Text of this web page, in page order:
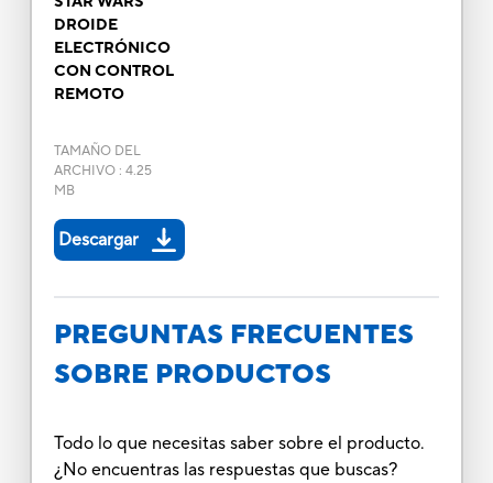
DROIDE
ELECTRÓNICO
CON CONTROL
REMOTO
TAMAÑO DEL
ARCHIVO: 4.25
MB
Descargar
PREGUNTAS FRECUENTES
SOBRE PRODUCTOS
Todo lo que necesitas saber sobre el producto.
¿No encuentras las respuestas que buscas?